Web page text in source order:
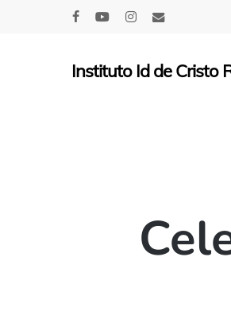
Instituto Id de Cristo